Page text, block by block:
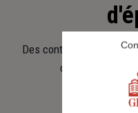
Des contrats clairs et
d’aujourd’hui et